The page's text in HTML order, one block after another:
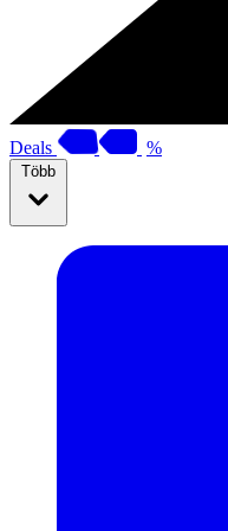
Deals %
Több